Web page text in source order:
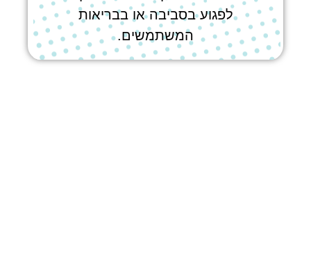
לפגוע בסביבה או בבריאות
המשתמשים.